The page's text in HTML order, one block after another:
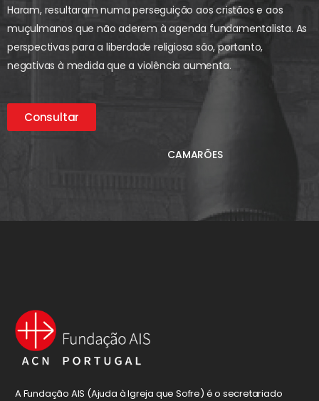
Haram, resultaram numa perseguição aos cristãos e aos
muçulmanos que não aderem à agenda fundamentalista. As
perspectivas para a liberdade religiosa são, portanto,
negativas à medida que a violência aumenta.
Consultar
CAMARÕES
A Fundação AIS (Ajuda à Igreja que Sofre) é o secretariado